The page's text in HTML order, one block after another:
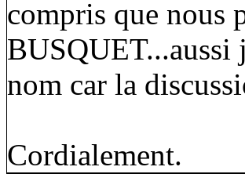
compris que nous
BUSQUET...aussi
nom car la
Cordialement.